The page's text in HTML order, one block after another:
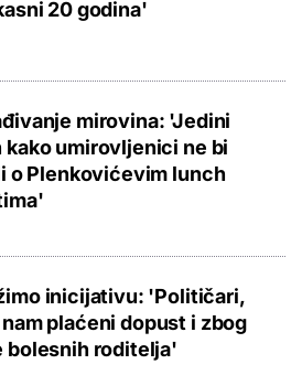
20 godina'
mirovina: 'Jedini
kako umirovljenici ne bi
o Plenkovićevim lunch
inicijativu: 'Političari,
plaćeni dopust i zbog
bolesnih roditelja'